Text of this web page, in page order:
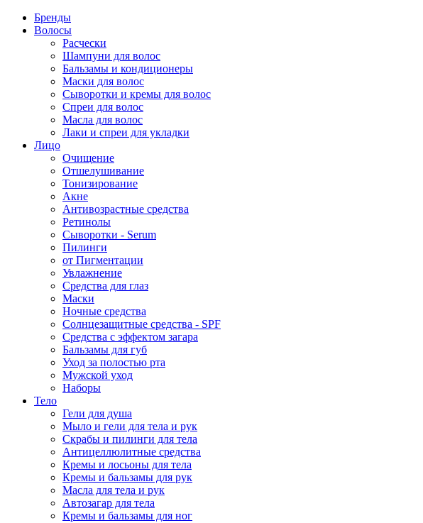
Бренды
Волосы
Расчески
Шампуни для волос
Бальзамы и кондиционеры
Маски для волос
Сыворотки и кремы для волос
Спреи для волос
Масла для волос
Лаки и спреи для укладки
Лицо
Очищение
Отшелушивание
Тонизирование
Акне
Антивозрастные средства
Ретинолы
Сыворотки - Serum
Пилинги
от Пигментации
Увлажнение
Средства для глаз
Маски
Ночные средства
Солнцезащитные средства - SPF
Средства c эффектом загара
Бальзамы для губ
Уход за полостью рта
Мужской уход
Наборы
Тело
Гели для душа
Мыло и гели для тела и рук
Скрабы и пилинги для тела
Антицеллюлитные средства
Кремы и лосьоны для тела
Кремы и бальзамы для рук
Масла для тела и рук
Автозагар для тела
Кремы и бальзамы для ног